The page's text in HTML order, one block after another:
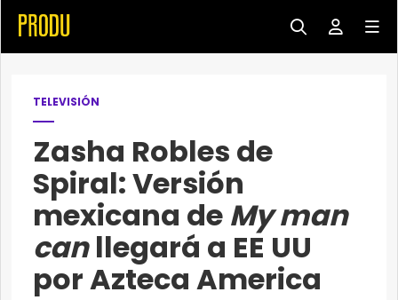
TELEVISIÓN
Zasha Robles de
Spiral: Versión
mexicana de My man
canllegará a EE UU
por Azteca America